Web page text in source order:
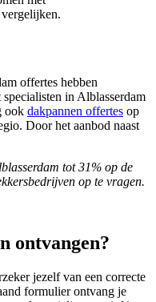
offertes hebben
in Alblasserdam
ook dakpannen offertes op
Door het aanbod naast
tot 31% op de
op te vragen.
ontvangen?
jezelf van een correcte
formulier ontvang je